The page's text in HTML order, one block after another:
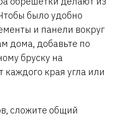
было удобно
и панели вокруг
дома, добавьте по
бруску на
каждого края угла или
сложите общий